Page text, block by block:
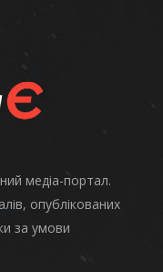
медіа-портал.
опублікованих
за умови